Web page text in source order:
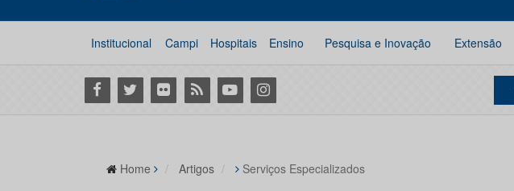
Institucional Campi Hospitais Ensino Pesquisa e Inovação Extensão
Facebook
Twitter Flickr RSS YoutubeInstagram
Home Artigos Serviços Especializados